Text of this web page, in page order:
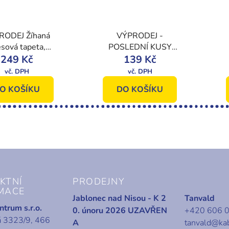
Žíhaná
tapeta,
mramorového
8514-6,
249 Kč
KOŠÍKU
VÝPRODEJ -
POSLEDNÍ KUSY
Vliesová tapeta na
zeď geometrický vzor
103162, Vavex 2019,
Vavex
139 Kč
DO KOŠÍKU
s.r.o.
3323/9, 466
PRODEJNY
Jablonec nad Nisou - K 2
0. únoru 2026 UZAVŘEN
A
Tanvald
+420 606